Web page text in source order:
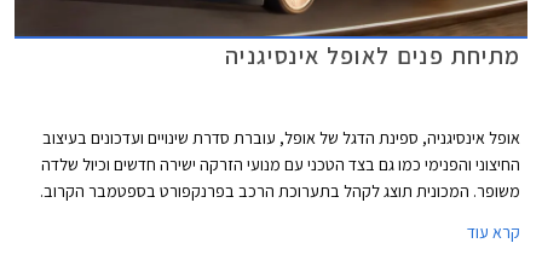
מתיחת פנים לאופל אינסיגניה
אופל אינסיגניה, ספינת הדגל של אופל, עוברת סדרת שינויים ועדכונים בעיצוב
החיצוני והפנימי כמו גם בצד הטכני עם מנועי הזרקה ישירה חדשים וכיול שלדה
משופר. המכונית תוצג לקהל בתערוכת הרכב בפרנקפורט בספטמבר הקרוב.
קרא עוד